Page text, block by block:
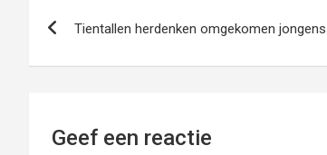
Tientallen herdenken omgekomen jongens
Geef een reactie